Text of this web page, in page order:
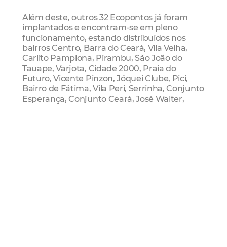
Além deste, outros 32 Ecopontos já foram
implantados e encontram-se em pleno
funcionamento, estando distribuídos nos
bairros Centro, Barra do Ceará, Vila Velha,
Carlito Pamplona, Pirambu, São João do
Tauape, Varjota, Cidade 2000, Praia do
Futuro, Vicente Pinzon, Jóquei Clube, Pici,
Bairro de Fátima, Vila Peri, Serrinha, Conjunto
Esperança, Conjunto Ceará, José Walter,